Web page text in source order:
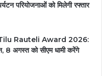
परियोजनाओं को मिलेगी रफ्तार
Rauteli Award 2026:
8 अगस्त को सीएम धामी करेंगे